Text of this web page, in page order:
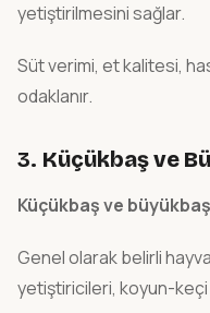
yetiştirilmesini sağlar.
Süt verimi, et kalitesi,
odaklanır.
3. Küçükbaş ve
Küçükbaş ve
Genel olarak belirli
yetiştiricileri, koyun-